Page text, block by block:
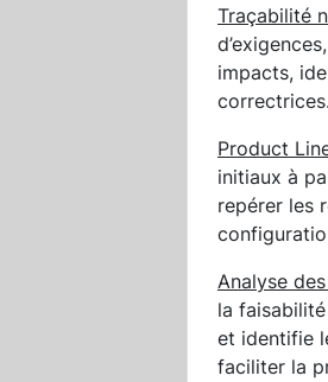
Traçabilité
impacts,
correctrices.
Product
initiaux à
repérer les
Analyse
la
et identifie
faciliter la